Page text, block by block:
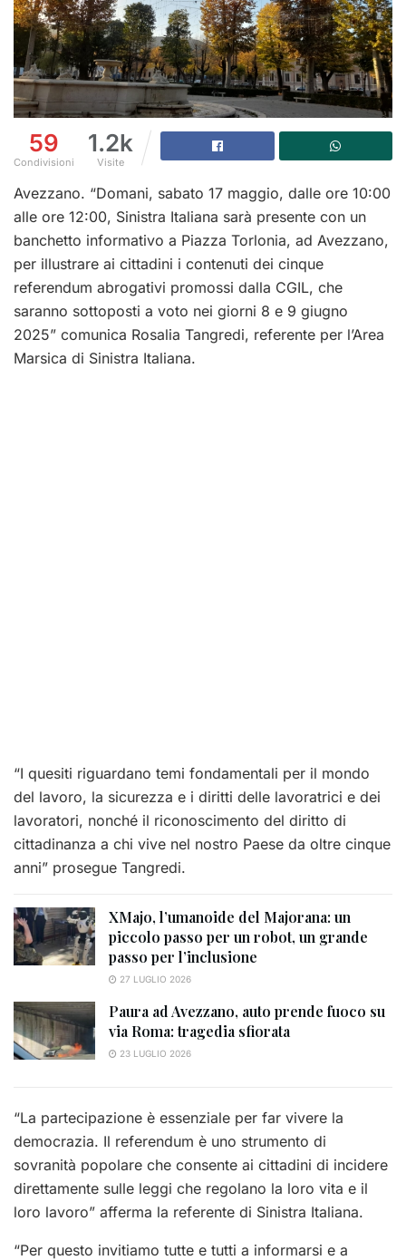
59
Condivisioni
1.2k
Visite
Avezzano. “Domani, sabato 17 maggio, dalle ore 10:00
alle ore 12:00, Sinistra Italiana sarà presente con un
banchetto informativo a Piazza Torlonia, ad Avezzano,
per illustrare ai cittadini i contenuti dei cinque
referendum abrogativi promossi dalla CGIL, che
saranno sottoposti a voto nei giorni 8 e 9 giugno
2025” comunica Rosalia Tangredi, referente per l’Area
Marsica di Sinistra Italiana.
“I quesiti riguardano temi fondamentali per il mondo
del lavoro, la sicurezza e i diritti delle lavoratrici e dei
lavoratori, nonché il riconoscimento del diritto di
cittadinanza a chi vive nel nostro Paese da oltre cinque
anni” prosegue Tangredi.
XMajo, l’umanoide del Majorana: un
piccolo passo per un robot, un grande
passo per l’inclusione
27 LUGLIO 2026
Paura ad Avezzano, auto prende fuoco su
via Roma: tragedia sfiorata
23 LUGLIO 2026
“La partecipazione è essenziale per far vivere la
democrazia. Il referendum è uno strumento di
sovranità popolare che consente ai cittadini di incidere
direttamente sulle leggi che regolano la loro vita e il
loro lavoro” afferma la referente di Sinistra Italiana.
“Per questo invitiamo tutte e tutti a informarsi e a